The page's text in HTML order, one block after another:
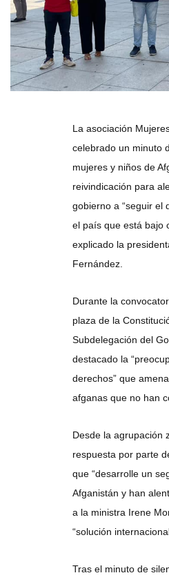
La asociación
celebrado un minuto
mujeres y niños de
reivindicación para
gobierno a “seguir el
el país que está bajo
explicado la
Fernández.
Durante la
plaza de la
Subdelegación del
destacado la
derechos” que
afganas que no han
Desde la agrupación
respuesta por parte
que “desarrolle un
Afganistán y han
a la ministra Irene
“solución
Tras el minuto de